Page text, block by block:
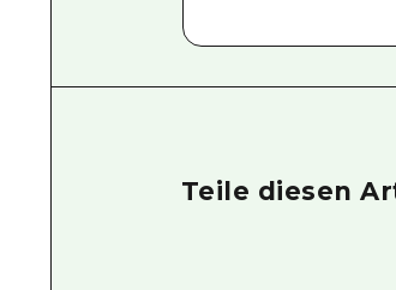
Teile diesen